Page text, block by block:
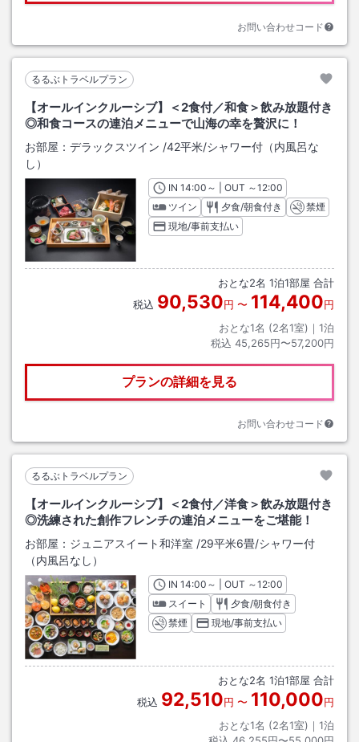
お問い合わせコード
るるぶトラベルプラン
【オールインクルーシブ】＜2食付／和食＞飲み放題付き
◎和食コースの連泊メニューで山海の幸を贅沢に！
お部屋： デラックスツイン /42平米/シャワー付（内風呂な
し）
INチェックイン
14:00 ～ | OUT チェックアウト
～12:00
ツイン
夕食/朝食付き
禁煙
現地/事前支払い
おとな2名 1泊1部屋 合計
税込 90,530円 〜 114,400円
おとな1名 (2名1室)｜ 1泊
税込 45,265円〜57,200円
プランの詳細を見る
お問い合わせコード
るるぶトラベルプラン
【オールインクルーシブ】＜2食付／洋食＞飲み放題付き
◎洗練された創作フレンチの連泊メニューをご堪能！
お部屋： ジュニアスイート和洋室 /29平米6畳/シャワー付
（内風呂なし）
INチェックイン
14:00 ～ | OUT チェックアウト
～12:00
スイート
夕食/朝食付き
禁煙
現地/事前支払い
おとな2名 1泊1部屋 合計
税込 92,510円 〜 110,000円
おとな1名 (2名1室)｜ 1泊